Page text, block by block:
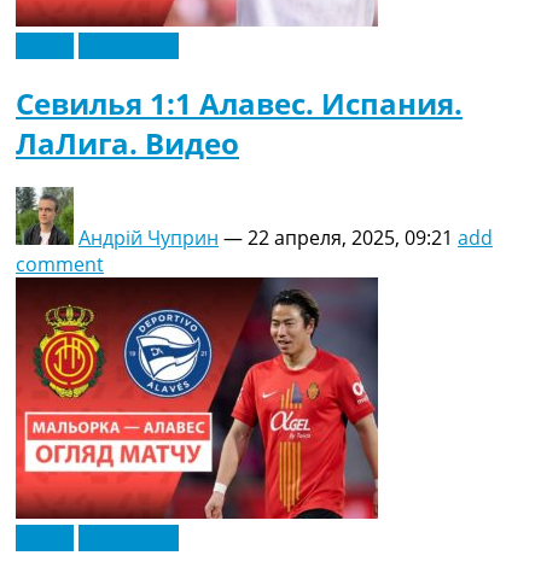
Севилья 1:1 Алавес. Испания.
ЛаЛига. Видео
Андрій Чуприн —22 апреля, 2025, 09:21 add
comment